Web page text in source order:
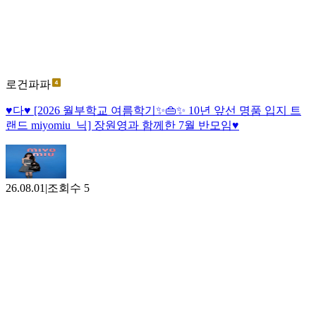
로건파파
♥다♥ [2026 월부학교 여름학기✨️👜✨️ 10년 앞선 명품 입지 트
랜드 miyomiu_닉] 장원영과 함께한 7월 반모임♥
26.08.01 |조회수 5